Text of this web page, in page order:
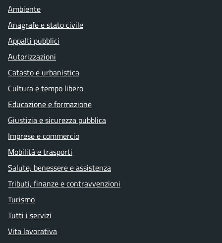
Ambiente
Anagrafe e stato civile
Appalti pubblici
Autorizzazioni
Catasto e urbanistica
Cultura e tempo libero
Educazione e formazione
Giustizia e sicurezza pubblica
Imprese e commercio
Mobilità e trasporti
Salute, benessere e assistenza
Tributi, finanze e contravvenzioni
Turismo
Tutti i servizi
Vita lavorativa